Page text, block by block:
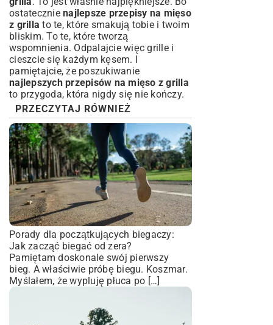
ostatecznie najlepsze przepisy na mięso
z grilla to te, które smakują tobie i twoim
bliskim. To te, które tworzą
wspomnienia. Odpalajcie więc grille i
cieszcie się każdym kęsem. I
pamiętajcie, że poszukiwanie
najlepszych przepisów na mięso z grilla
to przygoda, która nigdy się nie kończy.
PRZECZYTAJ RÓWNIEŻ
Porady dla początkujących biegaczy:
Jak zacząć biegać od zera?
Pamiętam doskonale swój pierwszy
bieg. A właściwie próbę biegu. Koszmar.
Myślałem, że wypluję płuca po […]